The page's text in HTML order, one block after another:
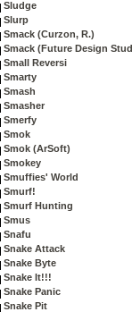
Sludge
Slurp
Smack (Curzon, R.)
Smack (Future Design
Small Reversi
Smarty
Smash
Smasher
Smerfy
Smok
Smok (ArSoft)
Smokey
Smuffies' World
Smurf!
Smurf Hunting
Smus
Snafu
Snake Attack
Snake Byte
Snake It!!!
Snake Panic
Snake Pit